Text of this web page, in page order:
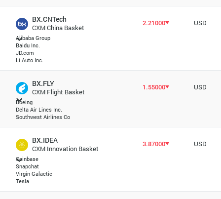
BX.CNTech
CXM China Basket
Alibaba Group
Baidu Inc.
JD.com
Li Auto Inc.
2.21000 USD
BX.FLY
CXM Flight Basket
Boeing
Delta Air Lines Inc.
Southwest Airlines Co
1.55000 USD
BX.IDEA
CXM Innovation Basket
Coinbase
Snapchat
Virgin Galactic
Tesla
3.87000 USD